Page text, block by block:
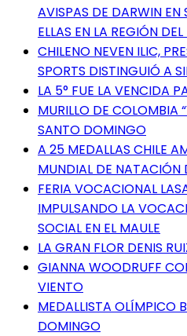
AVISPAS DE DARWIN EN
ELLAS EN LA REGIÓN
CHILENO NEVEN ILIC,
SPORTS DISTINGUIÓ A
LA 5° FUE LA VENCIDA
MURILLO DE COLOMBIA
SANTO DOMINGO
A 25 MEDALLAS CHILE
MUNDIAL DE NATACIÓN
FERIA VOCACIONAL
IMPULSANDO LA
SOCIAL EN EL MAULE
LA GRAN FLOR DENIS
GIANNA WOODRUFF
VIENTO
MEDALLISTA OLÍMPICO
DOMINGO